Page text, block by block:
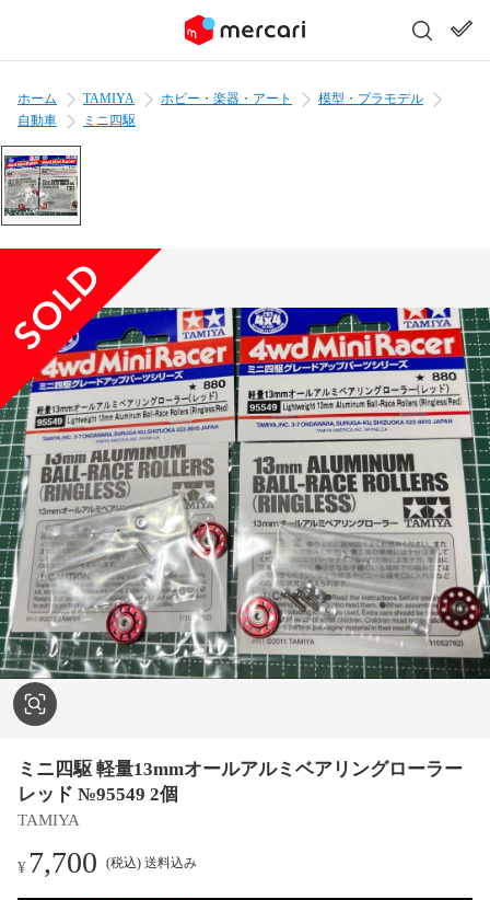
ホーム TAMIYA ホビー・楽器・アート
模型・プラモデル
自動車
ミニ四駆
ミニ四駆 軽量13mmオールアルミベアリングローラー
レッド №95549 2個
TAMIYA
¥7,700 (税込) 送料込み